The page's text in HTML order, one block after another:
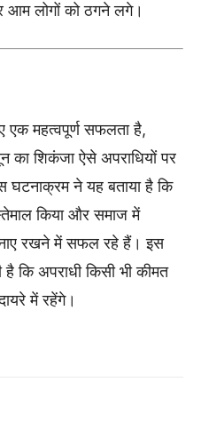
आम लोगों को ठगने लगे।
एक महत्वपूर्ण सफलता है,
का शिकंजा ऐसे अपराधियों पर
घटनाक्रम ने यह बताया है कि
किया और समाज में
रखने में सफल रहे हैं। इस
है कि अपराधी किसी भी कीमत
में रहेंगे।